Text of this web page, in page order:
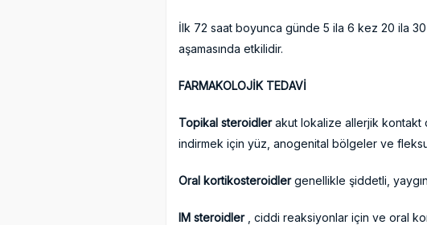
İlk 72 saat boyunca günde 5 ila 6 kez 20 ila
aşamasında etkilidir.
FARMAKOLOJİK TEDAVİ
Topikal steroidlerakut lokalize allerjik kontakt
indirmek için yüz, anogenital bölgeler ve
Oral kortikosteroidlergenellikle şiddetli, yaygın
IM steroidler, ciddi reaksiyonlar için ve oral